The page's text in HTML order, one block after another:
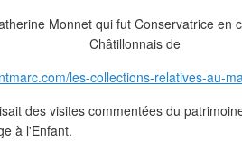
les-collections-relatives-au-
des visites commentées du
à l'Enfant.